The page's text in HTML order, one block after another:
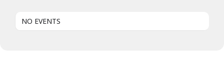
NO EVENTS